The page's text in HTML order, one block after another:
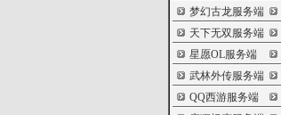
梦幻古龙服务端
天下无双服务端
星愿OL服务端
武林外传服务端
QQ西游服务端